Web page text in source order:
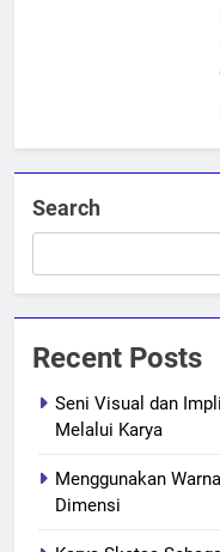
Search
Recent Posts
Seni Visual dan
Melalui Karya
Menggunakan
Dimensi